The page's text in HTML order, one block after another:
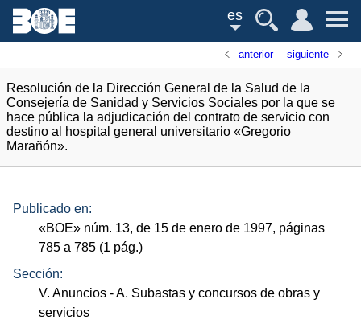
es
anterior siguiente
Resolución de la Dirección General de la Salud de la
Consejería de Sanidad y Servicios Sociales por la que se
hace pública la adjudicación del contrato de servicio con
destino al hospital general universitario «Gregorio
Marañón».
Publicado en:
«BOE» núm. 13, de 15 de enero de 1997, páginas
785 a 785 (1 pág.)
Sección:
V. Anuncios - A. Subastas y concursos de obras y
servicios